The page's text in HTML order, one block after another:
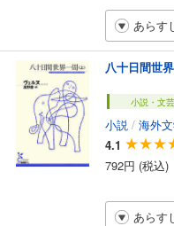
あらす
八十日間世
小説・文芸
小説 / 海外
4.1
792円 (税込)
あらす